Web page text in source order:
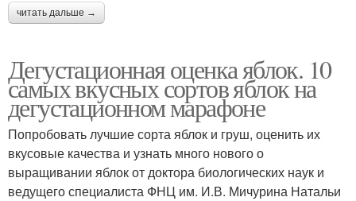
читать дальше →
Дегустационная оценка яблок. 10
самых вкусных сортов яблок на
дегустационном марафоне
Попробовать лучшие сорта яблок и груш, оценить их
вкусовые качества и узнать много нового о
выращивании яблок от доктора биологических наук и
ведущего специалиста ФНЦ им. И.В. Мичурина Натальи